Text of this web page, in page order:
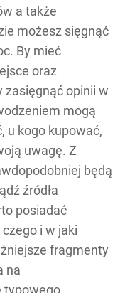
a także
możesz sięgnąć
By mieć
oraz
opinii w
mogą
u kogo kupować,
uwagę. Z
będą
źródła
posiadać
i w jaki
fragmenty
na
typowego